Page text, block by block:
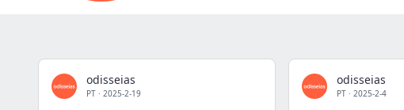
odisseias
PT · 2025-2-19
odisseias
PT · 2025-2-4